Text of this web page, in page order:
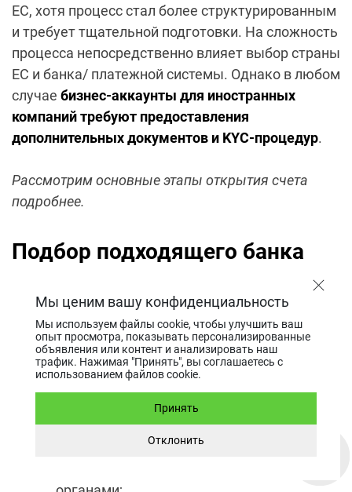
ЕС, хотя процесс стал более структурированным
и требует тщательной подготовки. На сложность
процесса непосредственно влияет выбор страны
ЕС и банка/ платежной системы. Однако в любом
случае бизнес-аккаунты для иностранных
компаний требуют предоставления
дополнительных документов и KYC-процедур.
Рассмотрим основные этапы открытия счета
подробнее.
Подбор подходящего банка
Очень важно найти «правильный» банк или
платежную систему, то есть финансовое
учреждение, которое готово предложить
SEPA неевропейским субъектам
стоит принять следующие факторы:
: наличие лицензии ЕС,
Мы ценим вашу конфиденциальность
Мы используем файлы cookie, чтобы улучшить ваш
опыт просмотра, показывать персонализированные
объявления или контент и анализировать наш
трафик. Нажимая "Принять", вы соглашаетесь с
использованием файлов cookie.
Принять
Отклонить